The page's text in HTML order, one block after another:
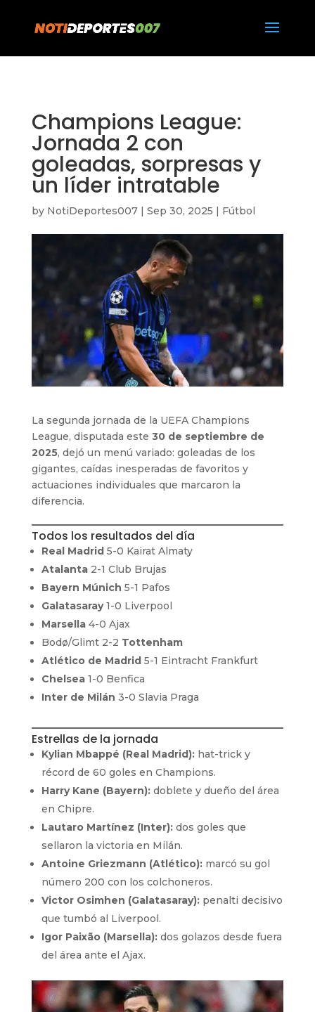
Champions League:
Jornada 2 con
goleadas, sorpresas y
un líder intratable
by NotiDeportes007| Sep 30, 2025 | Fútbol
La segunda jornada de la UEFA Champions
League, disputada este 30 de septiembre de
2025, dejó un menú variado: goleadas de los
gigantes, caídas inesperadas de favoritos y
actuaciones individuales que marcaron la
diferencia.
Todos los resultados del día
Real Madrid5-0 Kairat Almaty
Atalanta2-1 Club Brujas
Bayern Múnich 5-1 Pafos
Galatasaray1-0 Liverpool
Marsella4-0 Ajax
Bodø/Glimt 2-2 Tottenham
Atlético de Madrid5-1 Eintracht Frankfurt
Chelsea1-0 Benfica
Inter de Milán 3-0 Slavia Praga
Estrellas de la jornada
Kylian Mbappé (Real Madrid):hat-trick y
récord de 60 goles en Champions.
Harry Kane (Bayern):doblete y dueño del área
en Chipre.
Lautaro Martínez (Inter):dos goles que
sellaron la victoria en Milán.
Antoine Griezmann (Atlético):marcó su gol
número 200 con los colchoneros.
Victor Osimhen (Galatasaray):penalti decisivo
que tumbó al Liverpool.
Igor Paixão (Marsella):dos golazos desde fuera
del área ante el Ajax.